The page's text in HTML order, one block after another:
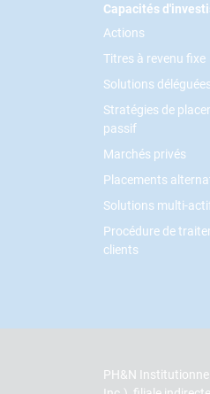
Footer
Capacités
Actions
Titres à revenu fixe
Solutions
Stratégies de
passif
Marchés privés
Placements
Solutions multi-
Procédure de
clients
PH&N